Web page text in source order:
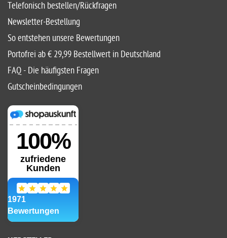
Telefonisch bestellen/Rückfragen
Newsletter-Bestellung
So entstehen unsere Bewertungen
Portofrei ab € 29,99 Bestellwert in Deutschland
FAQ - Die häufigsten Fragen
Gutscheinbedingungen